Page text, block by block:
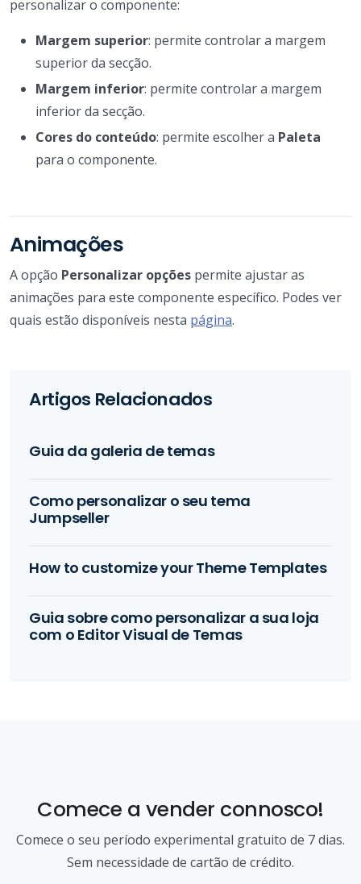
personalizar o componente:
Margem superior: permite controlar a margem
superior da secção.
Margem inferior: permite controlar a margem
inferior da secção.
Cores do conteúdo: permite escolher a Paleta
para o componente.
Animações
A opção Personalizar opções permite ajustar as
animações para este componente específico. Podes ver
quais estão disponíveis nesta página.
Artigos Relacionados
Guia da galeria de temas
Como personalizar o seu tema
Jumpseller
How to customize your Theme Templates
Guia sobre como personalizar a sua loja
com o Editor Visual de Temas
Comece a vender connosco!
Comece o seu período experimental gratuito de 7 dias.
Sem necessidade de cartão de crédito.